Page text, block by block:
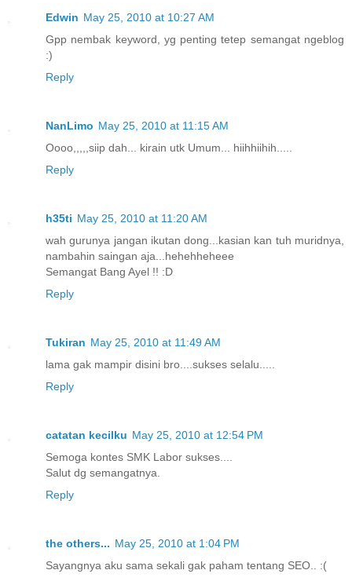
Edwin May 25, 2010 at 10:27 AM
Gpp nembak keyword, yg penting tetep semangat ngeblog
:)
Reply
NanLimo May 25, 2010 at 11:15 AM
Oooo,,,,,siip dah... kirain utk Umum... hiihhiihih.....
Reply
h35ti May 25, 2010 at 11:20 AM
wah gurunya jangan ikutan dong...kasian kan tuh muridnya,
nambahin saingan aja...hehehheheee
Semangat Bang Ayel !! :D
Reply
Tukiran May 25, 2010 at 11:49 AM
lama gak mampir disini bro....sukses selalu.....
Reply
catatan kecilku May 25, 2010 at 12:54 PM
Semoga kontes SMK Labor sukses....
Salut dg semangatnya.
Reply
the others... May 25, 2010 at 1:04 PM
Sayangnya aku sama sekali gak paham tentang SEO.. :(